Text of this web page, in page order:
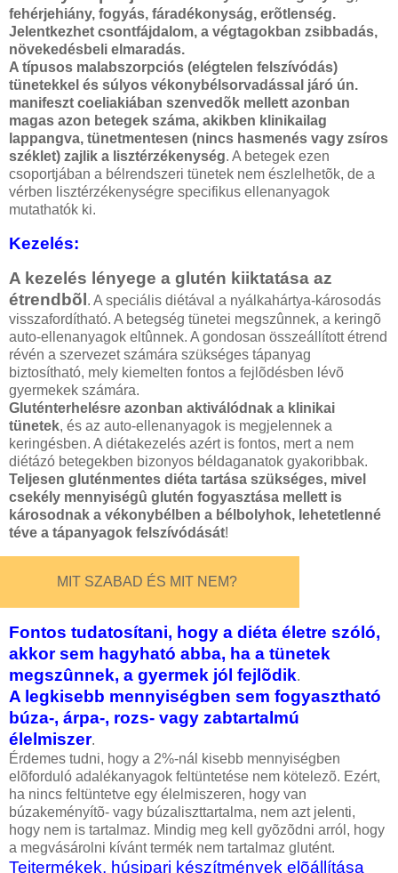
fehérjehiány, fogyás, fáradékonyság, erõtlenség.
Jelentkezhet csontfájdalom, a végtagokban zsibbadás,
növekedésbeli elmaradás.
A típusos malabszorpciós (elégtelen felszívódás)
tünetekkel és súlyos vékonybélsorvadással járó ún.
manifeszt coeliakiában szenvedõk mellett azonban
magas azon betegek száma, akikben klinikailag
lappangva, tünetmentesen (nincs hasmenés vagy zsíros
széklet) zajlik a lisztérzékenység. A betegek ezen
csoportjában a bélrendszeri tünetek nem észlelhetõk, de a
vérben lisztérzékenységre specifikus ellenanyagok
mutathatók ki.
Kezelés:
A kezelés lényege a glutén kiiktatása az
étrendbõl . A speciális diétával a nyálkahártya-károsodás
visszafordítható. A betegség tünetei megszûnnek, a keringõ
auto-ellenanyagok eltûnnek. A gondosan összeállított étrend
révén a szervezet számára szükséges tápanyag
biztosítható, mely kiemelten fontos a fejlõdésben lévõ
gyermekek számára.
Gluténterhelésre azonban aktiválódnak a klinikai
tünetek, és az auto-ellenanyagok is megjelennek a
keringésben. A diétakezelés azért is fontos, mert a nem
diétázó betegekben bizonyos béldaganatok gyakoribbak.
Teljesen gluténmentes diéta tartása szükséges, mivel
csekély mennyiségû glutén fogyasztása mellett is
károsodnak a vékonybélben a bélbolyhok, lehetetlenné
téve a tápanyagok felszívódását!
MIT SZABAD ÉS MIT NEM?
Fontos tudatosítani, hogy a diéta életre szóló,
akkor sem hagyható abba, ha a tünetek
megszûnnek, a gyermek jól fejlõdik.
A legkisebb mennyiségben sem fogyasztható
búza-, árpa-, rozs- vagy zabtartalmú
élelmiszer.
Érdemes tudni, hogy a 2%-nál kisebb mennyiségben
elõforduló adalékanyagok feltüntetése nem kötelezõ. Ezért,
ha nincs feltüntetve egy élelmiszeren, hogy van
búzakeményítõ- vagy búzaliszttartalma, nem azt jelenti,
hogy nem is tartalmaz. Mindig meg kell gyõzõdni arról, hogy
a megvásárolni kívánt termék nem tartalmaz glutént.
Tejtermékek, húsipari készítmények elõállítása